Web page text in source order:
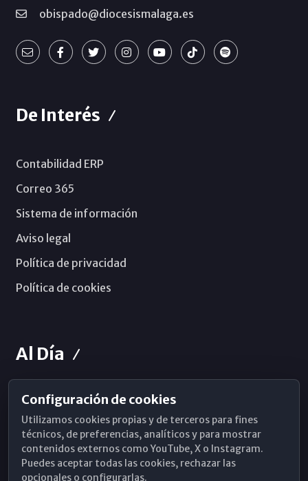
obispado@diocesismalaga.es
De Interés
Contabilidad ERP
Correo 365
Sistema de información
Aviso legal
Política de privacidad
Política de cookies
Al Día
Horarios de Misa
Hemeroteca
WhatsApp
Configuración de cookies
Utilizamos cookies propias y de terceros para fines
técnicos, de preferencias, analíticos y para mostrar
contenidos externos como YouTube, X o Instagram.
Puedes aceptar todas las cookies, rechazar las
opcionales o configurarlas.